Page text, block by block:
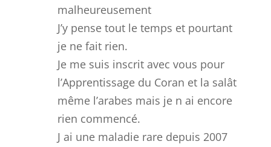
malheureusement
J’y pense tout le temps et pourtant
je ne fait rien.
Je me suis inscrit avec vous pour
l’Apprentissage du Coran et la salât
même l’arabes mais je n ai encore
rien commencé.
J ai une maladie rare depuis 2007